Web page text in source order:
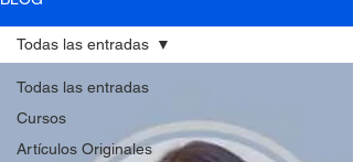
Todas las entradas
Cursos
Artículos Originales
Todas las entradas